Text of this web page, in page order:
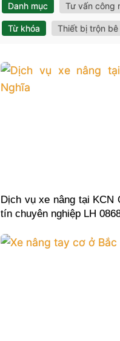
Danh mục Tư vấn công
Từ khóa Thiết bị trộn bê
Dịch vụ xe nâng tại KCN
tín chuyên nghiệp LH